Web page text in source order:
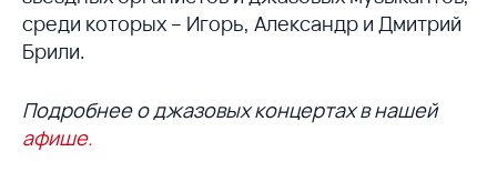
среди которых – Игорь, Александр и Дмитрий
Брили.
Подробнее о джазовых концертах в нашей
афише.